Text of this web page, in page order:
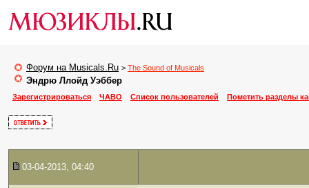
Форум на Musicals.Ru > The Sound of Musicals
Эндрю Ллойд Уэббер
Зарегистрироваться ЧАВО Список пользователей Пометить разделы
03-04-2013, 04:40